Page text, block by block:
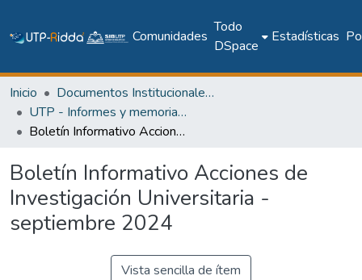
Comunidades
Todo
DSpace
Estadísticas
Inicio
Documentos Institucionales y Memoria Universitaria
UTP - Informes y memorias institucionales
Boletín Informativo Acciones de Investigación Universitaria -septiembre 2024
Boletín Informativo Acciones de
Investigación Universitaria -
septiembre 2024
Vista sencilla de ítem